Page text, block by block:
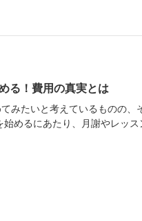
る！費用の真実とは
みたいと考えているものの、
始めるにあたり、月謝やレッ